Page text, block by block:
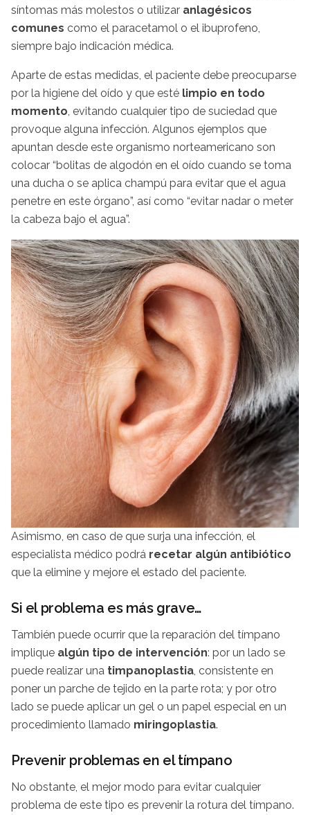
síntomas más molestos o utilizar anlagésicos
comunes como el paracetamol o el ibuprofeno,
siempre bajo indicación médica.
Aparte de estas medidas, el paciente debe preocuparse
por la higiene del oído y que esté limpio en todo
momento, evitando cualquier tipo de suciedad que
provoque alguna infección. Algunos ejemplos que
apuntan desde este organismo norteamericano son
colocar “bolitas de algodón en el oído cuando se toma
una ducha o se aplica champú para evitar que el agua
penetre en este órgano”, así como “evitar nadar o meter
la cabeza bajo el agua”.
Asimismo, en caso de que surja una infección, el
especialista médico podrá recetar algún antibiótico
que la elimine y mejore el estado del paciente.
Si el problema es más grave…
También puede ocurrir que la reparación del tímpano
implique algún tipo de intervención: por un lado se
puede realizar una timpanoplastia, consistente en
poner un parche de tejido en la parte rota; y por otro
lado se puede aplicar un gel o un papel especial en un
procedimiento llamado miringoplastia.
Prevenir problemas en el tímpano
No obstante, el mejor modo para evitar cualquier
problema de este tipo es prevenir la rotura del tímpano.